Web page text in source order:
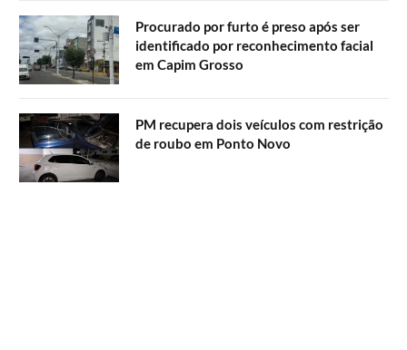
Procurado por furto é preso após ser
identificado por reconhecimento facial
em Capim Grosso
PM recupera dois veículos com restrição
de roubo em Ponto Novo